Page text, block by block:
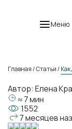
Меню
Главная/Статьи/
Автор: Елена
≈ 7 мин
1552
7 месяцев